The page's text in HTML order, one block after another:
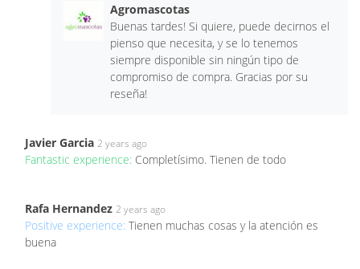
Agromascotas
Buenas tardes! Si quiere, puede decirnos el
pienso que necesita, y se lo tenemos
siempre disponible sin ningún tipo de
compromiso de compra. Gracias por su
reseña!
Javier Garcia 2 years ago
Fantastic experience: Completísimo. Tienen de todo
Rafa Hernandez 2 years ago
Positive experience: Tienen muchas cosas y la atención es
buena